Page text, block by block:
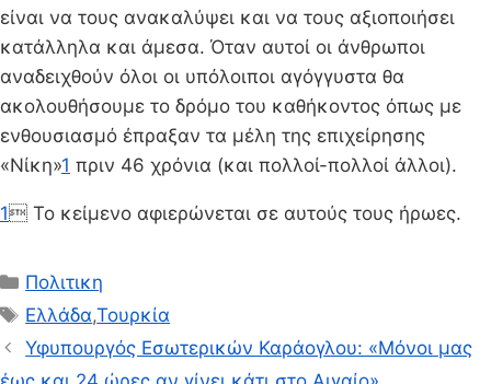
είναι να τους ανακαλύψει και να τους αξιοποιήσει
κατάλληλα και άμεσα. Όταν αυτοί οι άνθρωποι
αναδειχθούν όλοι οι υπόλοιποι αγόγγυστα θα
ακολουθήσουμε το δρόμο του καθήκοντος όπως με
ενθουσιασμό έπραξαν τα μέλη της επιχείρησης
«Νίκη»1 πριν 46 χρόνια (και πολλοί-πολλοί άλλοι).
1 Το κείμενο αφιερώνεται σε αυτούς τους ήρωες.
Κατηγορίες
Πολιτικη
Ετικέτες
Ελλάδα,Τουρκία
Υφυπουργός Εσωτερικών Καράογλου: «Μόνοι μας